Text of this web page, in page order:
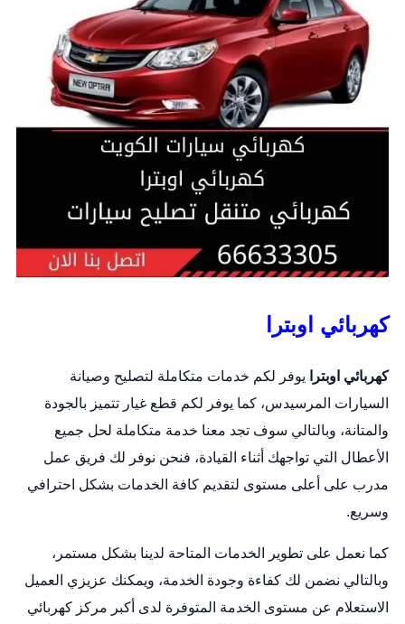
كهربائي اوبترا
كهربائي اوبترا
يوفر لكم خدمات متكاملة لتصليح وصيانة
السيارات المرسيدس، كما يوفر لكم قطع غيار تتميز بالجودة
والمتانة، وبالتالي سوف تجد معنا خدمة متكاملة لحل جميع
الأعطال التي تواجهك أثناء القيادة، فنحن نوفر لك فريق عمل
مدرب على أعلى مستوى لتقديم كافة الخدمات بشكل احترافي
وسريع.
كما نعمل على تطوير الخدمات المتاحة لدينا بشكل مستمر،
وبالتالي نضمن لك كفاءة وجودة الخدمة، ويمكنك عزيزي العميل
الاستعلام عن مستوى الخدمة المتوفرة لدى أكبر مركز كهربائي